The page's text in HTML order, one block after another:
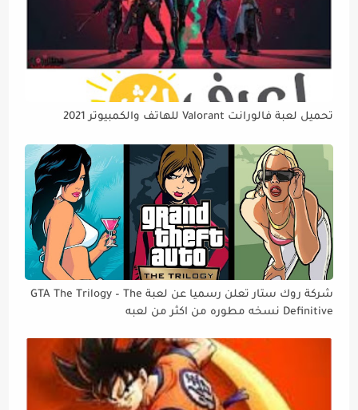
تحميل لعبة فالورانت Valorant للهاتف والكمبيوتر 2021
شركة روك ستار تعلن رسميا عن لعبة GTA The Trilogy – The
Definitive نسخه مطوره من اكثر من لعبه